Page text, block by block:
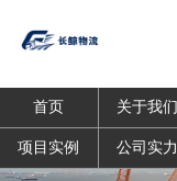
首页 关于我们
项目实例 公司实力